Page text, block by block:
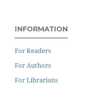
INFORMATION
For Readers
For Authors
For Librarians